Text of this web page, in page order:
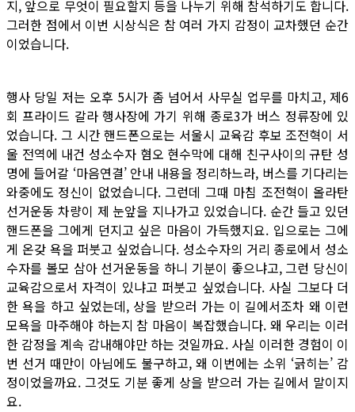
지, 앞으로 무엇이 필요할지 등을 나누기 위해 참석하기도 합니다.
그러한 점에서 이번 시상식은 참 여러 가지 감정이 교차했던 순간
이었습니다.
행사 당일 저는 오후 5시가 좀 넘어서 사무실 업무를 마치고, 제6
회 프라이드 갈라 행사장에 가기 위해 종로3가 버스 정류장에 있
었습니다. 그 시간 핸드폰으로는 서울시 교육감 후보 조전혁이 서
울 전역에 내건 성소수자 혐오 현수막에 대해 친구사이의 규탄 성
명에 들어갈 ‘마음연결’ 안내 내용을 정리하느라, 버스를 기다리는
와중에도 정신이 없었습니다. 그런데 그때 마침 조전혁이 올라탄
선거운동 차량이 제 눈앞을 지나가고 있었습니다. 순간 들고 있던
핸드폰을 그에게 던지고 싶은 마음이 가득했지요. 입으로는 그에
게 온갖 욕을 퍼붓고 싶었습니다. 성소수자의 거리 종로에서 성소
수자를 볼모 삼아 선거운동을 하니 기분이 좋으냐고, 그런 당신이
교육감으로서 자격이 있냐고 퍼붓고 싶었습니다. 사실 그보다 더
한 욕을 하고 싶었는데, 상을 받으러 가는 이 길에서조차 왜 이런
모욕을 마주해야 하는지 참 마음이 복잡했습니다. 왜 우리는 이러
한 감정을 계속 감내해야만 하는 것일까요. 사실 이러한 경험이 이
번 선거 때만이 아님에도 불구하고, 왜 이번에는 소위 ‘긁히는’ 감
정이었을까요. 그것도 기분 좋게 상을 받으러 가는 길에서 말이지
요.